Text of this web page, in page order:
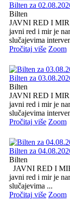
Bilten za
Bilten
JAVNI RED I MIR
javni red i mir je
slučajevima
Pročitaj više Zoom
Bilten za
Bilten
JAVNI RED I MIR
javni red i mir je
slučajevima
Pročitaj više Zoom
Bilten za
Bilten
JAVNI RED I
javni red i mir je
slučajevima ...
Pročitaj više Zoom